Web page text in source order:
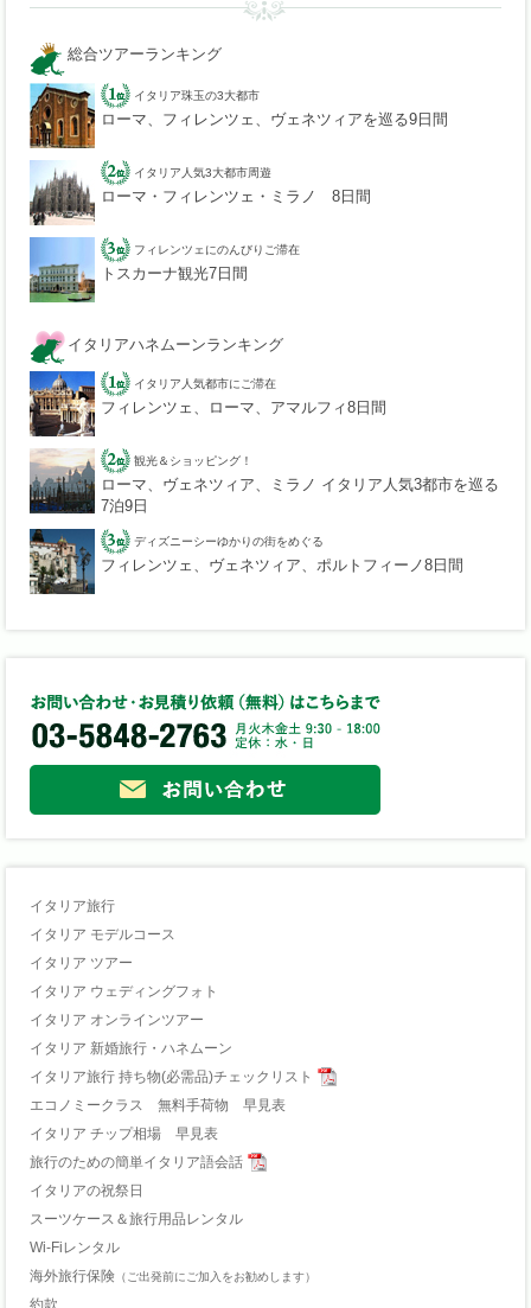
総合ツアーランキング
イタリア珠玉の3大都市
ローマ、フィレンツェ、ヴェネツィアを巡る9日間
イタリア人気3大都市周遊
ローマ・フィレンツェ・ミラノ 8日間
フィレンツェにのんびりご滞在
トスカーナ観光7日間
イタリアハネムーンランキング
イタリア人気都市にご滞在
フィレンツェ、ローマ、アマルフィ8日間
観光＆ショッピング！
ローマ、ヴェネツィア、ミラノ イタリア人気3都市を巡る
7泊9日
ディズニーシーゆかりの街をめぐる
フィレンツェ、ヴェネツィア、ポルトフィーノ8日間
イタリア旅行
イタリア モデルコース
イタリア ツアー
イタリア ウェディングフォト
イタリア オンラインツアー
イタリア 新婚旅行・ハネムーン
イタリア旅行 持ち物(必需品)チェックリスト
エコノミークラス 無料手荷物 早見表
イタリア チップ相場 早見表
旅行のための簡単イタリア語会話
イタリアの祝祭日
スーツケース＆旅行用品レンタル
Wi-Fiレンタル
海外旅行保険 （ご出発前にご加入をお勧めします）
約款